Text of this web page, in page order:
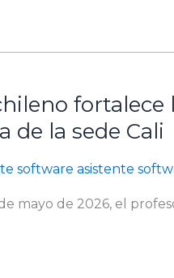
de la sede Cali
software asistente
de mayo de 2026, el